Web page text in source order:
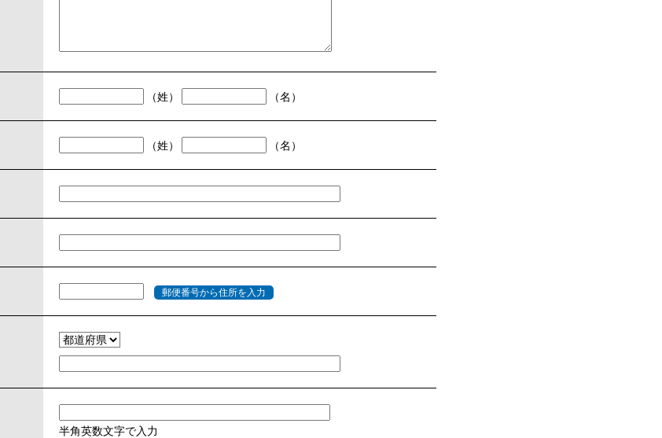
（姓） （名）
（姓） （名）
郵便番号から住所を入力
半角英数文字で入力